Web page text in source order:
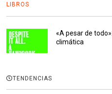
LIBROS
«A pesar de
climática
TENDENCIAS